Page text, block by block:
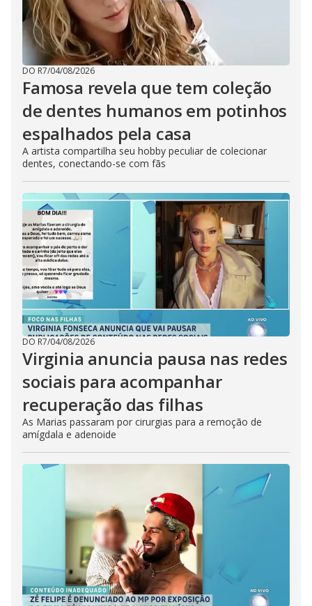
DO R7/04/08/2026
Famosa revela que tem coleção
de dentes humanos em potinhos
espalhados pela casa
A artista compartilha seu hobby peculiar de colecionar
dentes, conectando-se com fãs
DO R7/04/08/2026
Virginia anuncia pausa nas redes
sociais para acompanhar
recuperação das filhas
As Marias passaram por cirurgias para a remoção de
amígdala e adenoide